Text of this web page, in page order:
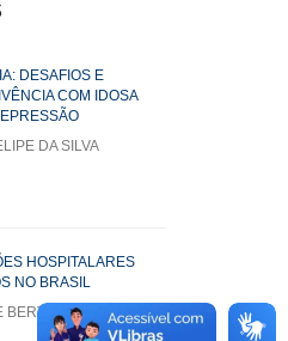
DESAFIOS E
COM IDOSA
DA SILVA
HOSPITALARES
NO BRASIL
BERTINO VÉRAS